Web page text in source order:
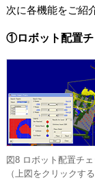
次に各機能をご紹
①ロボット配置チ
図8 ロボット配置チ
（上図をクリックす